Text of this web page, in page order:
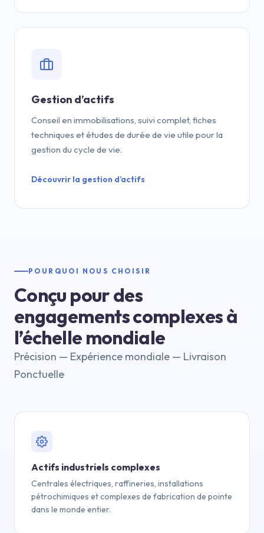
Gestion d’actifs
Conseil en immobilisations, suivi complet, fiches
techniques et études de durée de vie utile pour la
gestion du cycle de vie.
Découvrir la gestion d’actifs
POURQUOI NOUS CHOISIR
Conçu pour des
engagements complexes à
l’échelle mondiale
Précision — Expérience mondiale — Livraison
Ponctuelle
Actifs industriels complexes
Centrales électriques, raffineries, installations
pétrochimiques et complexes de fabrication de pointe
dans le monde entier.